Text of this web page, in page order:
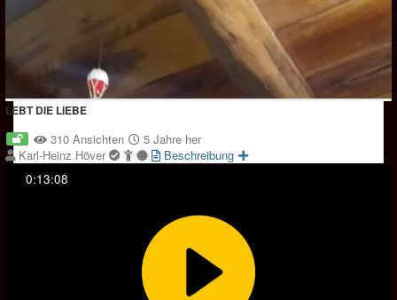
LEBT DIE LIEBE
310 Ansichten
5 Jahre her
Karl-Heinz Höver
Beschreibung
0:13:08